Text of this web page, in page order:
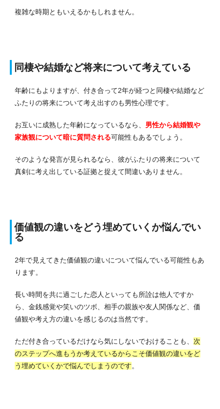
複雑な時期ともいえるかもしれません。
同棲や結婚など将来について考えている
年齢にもよりますが、付き合って2年が経つと同棲や結婚など
ふたりの将来について考え出すのも男性心理です。
お互いに成熟した年齢になっているなら、 男性から結婚観や
家族観について暗に質問される可能性もあるでしょう。
そのような発言が見られるなら、彼がふたりの将来について
真剣に考え出している証拠と捉えて間違いありません。
価値観の違いをどう埋めていくか悩んでい
る
2年で見えてきた価値観の違いについて悩んでいる可能性もあ
ります。
長い時間を共に過ごした恋人といっても所詮は他人ですか
ら、金銭感覚や笑いのツボ、相手の親族や友人関係など、価
値観や考え方の違いを感じるのは当然です。
ただ付き合っているだけなら気にしないでおけることも、 次
のステップへ進もうか考えているからこそ価値観の違いをど
う埋めていくかで悩んでしまうのです。